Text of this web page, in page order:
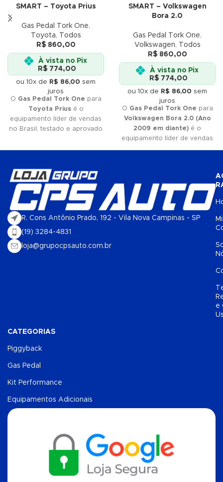
SMART – Toyota Prius
Gas Pedal Tork One,
Toyota,
Todos
R$860,00
À vista no Pix
R$774,00
ou 10x de R$ 86,00 sem
juros
O Gas Pedal Tork One para
Toyota Prius é o
equipamento líder de vendas
no Brasil, testado e aprovado
do mercado. Se você quer
One é a sua melhor escolha.
Não perca tempo e adquira já
o seu!
SMART – Volkswagen
Bora 2.0
Gas Pedal Tork One,
Volkswagen,
Todos
R$860,00
À vista no Pix
R$774,00
ou 10x de R$ 86,00 sem
juros
O Gas Pedal Tork One para
Volkswagen Bora 2.0 (Ano
2009 em diante) é o
equipamento líder de vendas
One é a sua melhor escolha.
Não perca tempo e adquira já
o seu!
R. Cons Antônio Prado, 192 - Vila Nova Campinas - SP
(19) 3284-4831
loja@grupocpsauto.com.br
e
CATEGORIAS
Piggyback
Gas Pedal
Kit Performance
Equipamentos Adicionais